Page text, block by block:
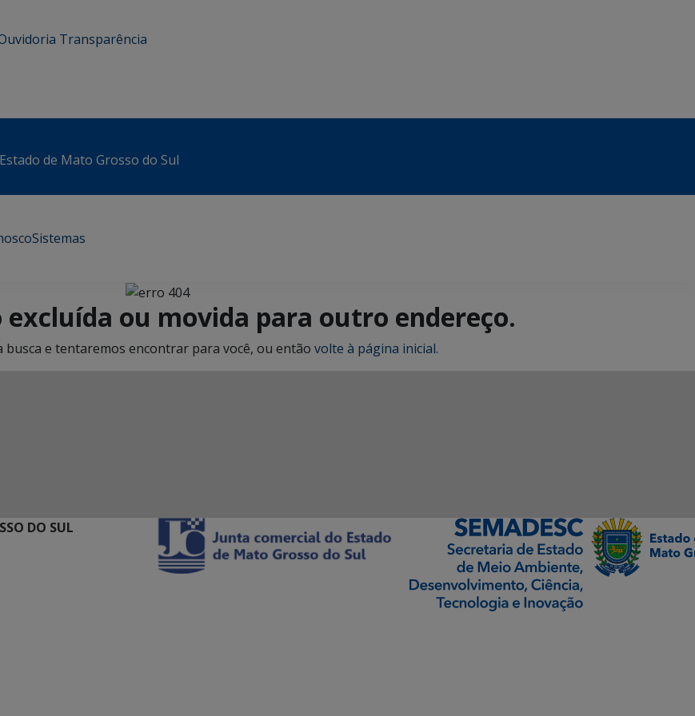
Transparência
de Mato Grosso do Sul
Sistemas
excluída ou movida para outro endereço.
busca e tentaremos encontrar para você, ou então volte à página inicial.
DO SUL